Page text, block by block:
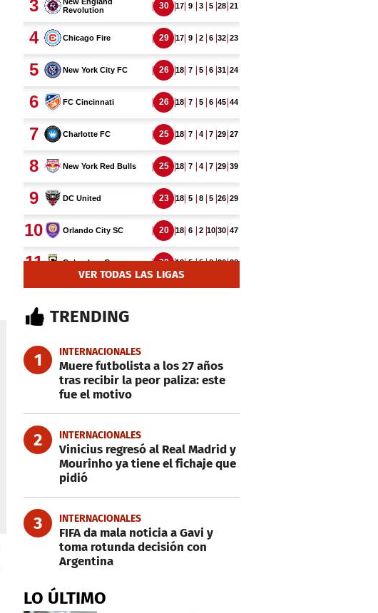
VER TODAS LAS LIGAS
TRENDING
1 INTERNACIONALES
Muere futbolista a los 27 años
tras recibir la peor paliza: este
fue el motivo
2 INTERNACIONALES
Vinicius regresó al Real Madrid y
Mourinho ya tiene el fichaje que
pidió
3 INTERNACIONALES
FIFA da mala noticia a Gavi y
toma rotunda decisión con
Argentina
LO ÚLTIMO